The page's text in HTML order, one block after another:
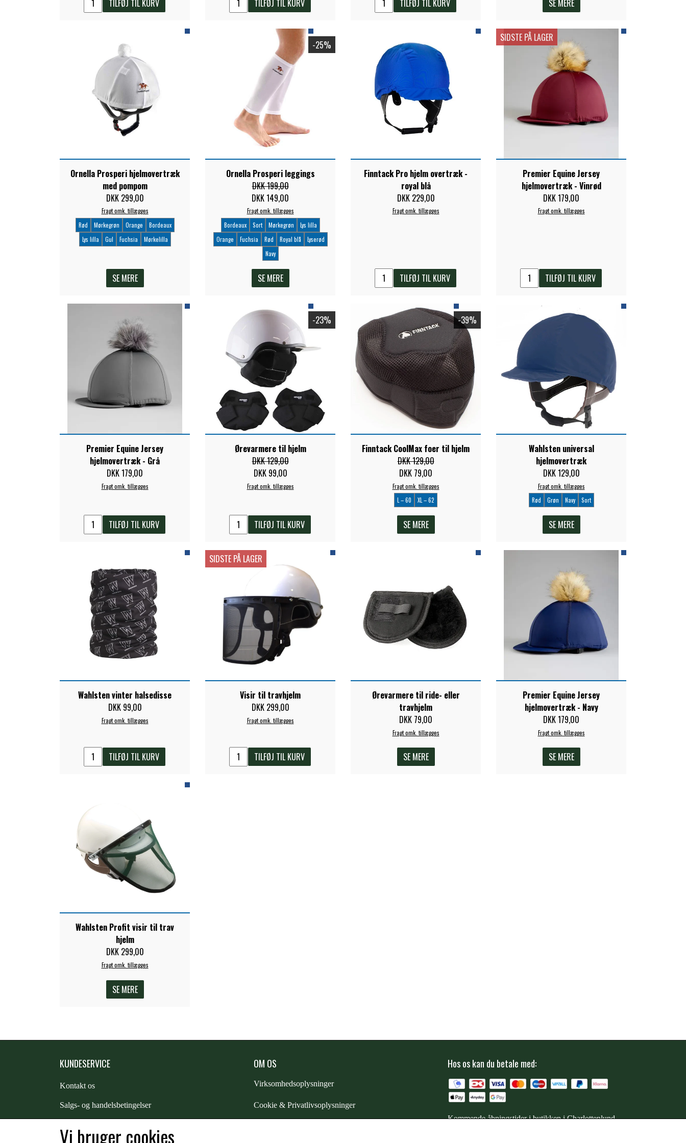
TKO
WALDHAUSEN
WALSH
ZILCO
QHP -BRANDS OF Q
PREMIER EQUINE INSEKTBESKYTTELSE
TILFØJ TIL KURV TILFØJ TIL KURV TILFØJ TIL KURV SE MERE
Ornella Prosperi hjelmovertræk
med pompom
DKK 299,00
Fragt omk. tillægges
Rød
Mørkegrøn Orange
Bordeaux
Lys lilla
Gul Fuchsia Mørkelilla
SE MERE
-25%
Ornella Prosperi leggings
DKK 199,00
DKK 149,00
Fragt omk. tillægges
Bordeaux
Sort Mørkegrøn
Lys lilla
Orange
Fuchsia Rød Royal blå
Lyserød
Navy
SE MERE
Finntack Pro hjelm overtræk -
royal blå
DKK 229,00
Fragt omk. tillægges
TILFØJ TIL KURV
SIDSTE PÅ LAGER
Premier Equine Jersey
hjelmovertræk - Vinrød
DKK 179,00
Fragt omk. tillægges
TILFØJ TIL KURV
Premier Equine Jersey
hjelmovertræk - Grå
DKK 179,00
Fragt omk. tillægges
TILFØJ TIL KURV
-23%
Ørevarmere til hjelm
DKK 129,00
DKK 99,00
Fragt omk. tillægges
TILFØJ TIL KURV
-39%
Finntack CoolMax foer til hjelm
DKK 129,00
DKK 79,00
Fragt omk. tillægges
L – 60
XL – 62
SE MERE
Wahlsten universal
hjelmovertræk
DKK 129,00
Fragt omk. tillægges
Rød
Grøn Navy Sort
SE MERE
Wahlsten vinter halsedisse
DKK 99,00
Fragt omk. tillægges
TILFØJ TIL KURV
SIDSTE PÅ LAGER
Visir til travhjelm
DKK 299,00
Fragt omk. tillægges
TILFØJ TIL KURV
Ørevarmere til ride- eller
travhjelm
DKK 79,00
Fragt omk. tillægges
SE MERE
Premier Equine Jersey
hjelmovertræk - Navy
DKK 179,00
Fragt omk. tillægges
SE MERE
Wahlsten Profit visir til trav
hjelm
DKK 299,00
Fragt omk. tillægges
SE MERE
KUNDESERVICE
Kontakt os
Salgs- og handelsbetingelser
OM OS
Virksomhedsoplysninger
Cookie & Privatlivsoplysninger
Hos os kan du betale med:
Kommende åbningstider i butikken i Charlottenlund
Vi bruger cookies